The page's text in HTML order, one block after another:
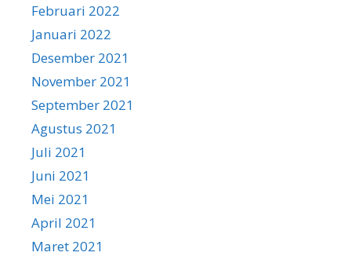
Februari 2022
Januari 2022
Desember 2021
November 2021
September 2021
Agustus 2021
Juli 2021
Juni 2021
Mei 2021
April 2021
Maret 2021